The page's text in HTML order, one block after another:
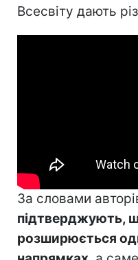
Всесвіту дають
За словами
підтверджують,
розширюється